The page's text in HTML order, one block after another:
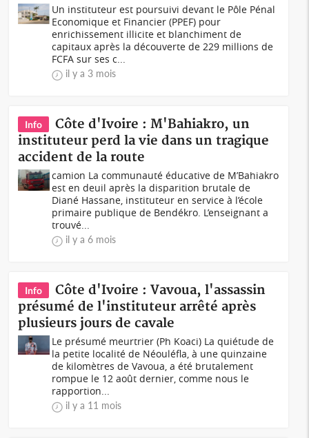
Un instituteur est poursuivi devant le Pôle Pénal
Economique et Financier (PPEF) pour
enrichissement illicite et blanchiment de
capitaux après la découverte de 229 millions de
FCFA sur ses c...
il y a 3 mois
Info
Côte d'Ivoire : M'Bahiakro, un
instituteur perd la vie dans un tragique
accident de la route
camion La communauté éducative de M’Bahiakro
est en deuil après la disparition brutale de
Diané Hassane, instituteur en service à l’école
primaire publique de Bendékro. L’enseignant a
trouvé...
il y a 6 mois
Info
Côte d'Ivoire : Vavoua, l'assassin
présumé de l'instituteur arrêté après
plusieurs jours de cavale
Le présumé meurtrier (Ph Koaci) La quiétude de
la petite localité de Néouléfla, à une quinzaine
de kilomètres de Vavoua, a été brutalement
rompue le 12 août dernier, comme nous le
rapportion...
il y a 11 mois